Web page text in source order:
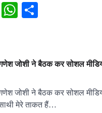
X WhatsApp
जोशी ने बैठक कर सोशल
जोशी ने बैठक कर सोशल
मेरे ताकत हैं…